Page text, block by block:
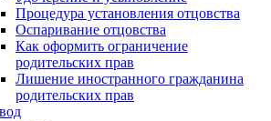
Процедура установления отцовства
Оспаривание отцовства
Как оформить ограничение
родительских прав
Лишение иностранного гражданина
родительских прав